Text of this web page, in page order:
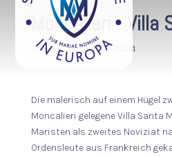
Moncalieri - Villa
vonadmin|Dez. 17, 2024
Die malerisch auf einem Hügel
Moncalieri gelegene Villa Santa
Maristen als zweites Noviziat
Ordensleute aus Frankreich